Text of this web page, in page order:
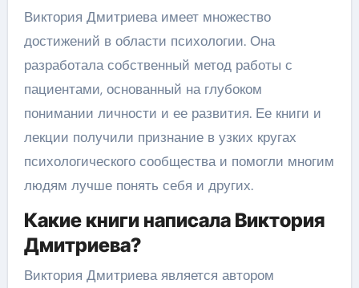
Виктория Дмитриева имеет множество
достижений в области психологии. Она
разработала собственный метод работы с
пациентами, основанный на глубоком
понимании личности и ее развития. Ее книги и
лекции получили признание в узких кругах
психологического сообщества и помогли многим
людям лучше понять себя и других.
Какие книги написала Виктория
Дмитриева?
Виктория Дмитриева является автором